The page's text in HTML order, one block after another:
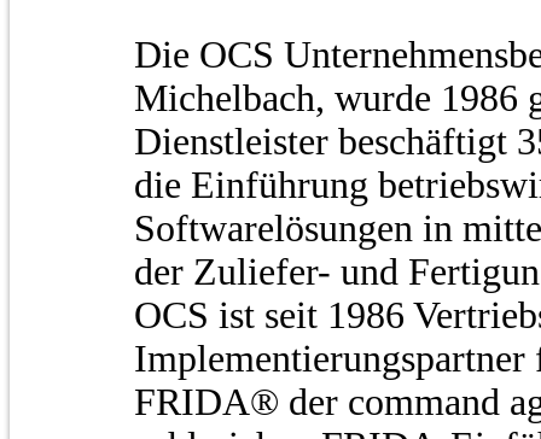
Die OCS
Michelbach, wurde 1986
Dienstleister beschäftigt
die Einführung
Softwarelösungen in
der Zuliefer- und
OCS ist seit 1986
FRIDA® der command